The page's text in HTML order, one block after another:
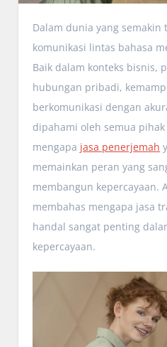
Dalam dunia yang
komunikasi lintas bahasa
Baik dalam konteks bisnis,
hubungan pribadi,
berkomunikasi dengan
dipahami oleh semua
mengapa jasa penerjemah
memainkan peran yang
membangun kepercayaan.
membahas mengapa jasa
handal sangat penting
kepercayaan.